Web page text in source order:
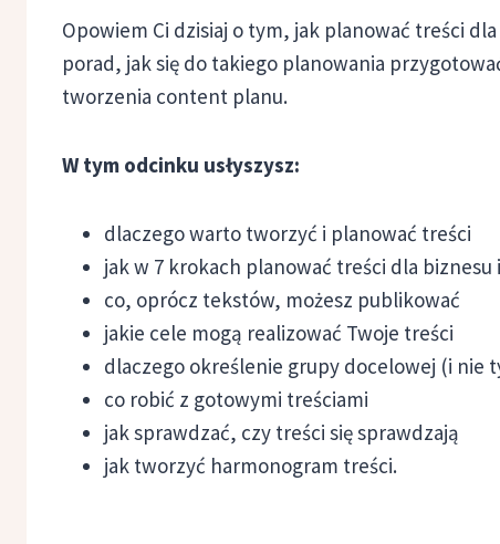
Opowiem Ci dzisiaj o tym, jak planować treści
porad, jak się do takiego planowania
tworzenia content planu.
W tym odcinku usłyszysz:
dlaczego warto tworzyć i planować treści
jak w 7 krokach planować treści dla biznesu
co, oprócz tekstów, możesz publikować
jakie cele mogą realizować Twoje treści
dlaczego określenie grupy docelowej (i nie
co robić z gotowymi treściami
jak sprawdzać, czy treści się sprawdzają
jak tworzyć harmonogram treści.